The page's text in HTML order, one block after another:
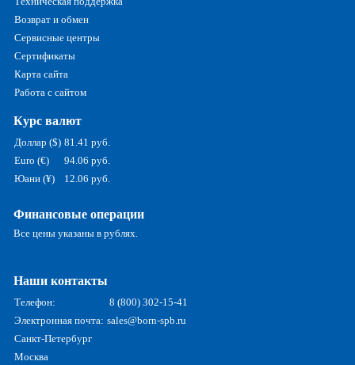
Возврат и обмен
Сервисные центры
Сертификаты
Карта сайта
Работа с сайтом
Курс валют
Доллар ($) 81.41 руб.
Euro (€)
94.06 руб.
Юани (¥)
12.06 руб.
Финансовые операции
Все цены указаны в рублях.
Наши контакты
Телефон:
8 (800) 302-15-41
Электронная почта: sales@born-spb.ru
Санкт-Петербург
Москва